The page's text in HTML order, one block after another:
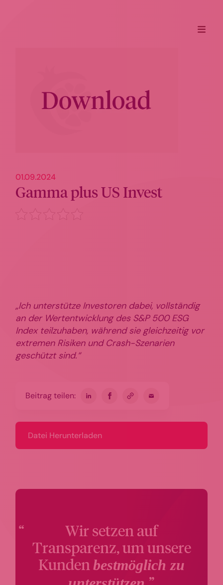
01.09.2024
Gamma plus US Invest
„Ich unterstütze Investoren dabei, vollständig
an der Wertentwicklung des S&P 500 ESG
Index teilzuhaben, während sie gleichzeitig vor
extremen Risiken und Crash-Szenarien
geschützt sind.“
Beitrag teilen:
Datei Herunterladen
Wir setzen auf
Transparenz, um unsere
Kunden bestmöglich zu